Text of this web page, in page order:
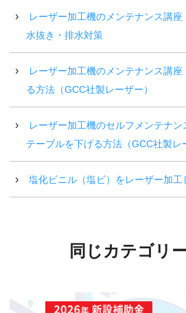
レーザー加工機のメンテナンス講
水抜き・排水対策
レーザー加工機のメンテナンス講
る方法（GCC社製レーザー）
レーザー加工機のセルフメンテナ
テーブルを下げる方法（GCC社製レ
塩化ビニル（塩ビ）をレーザー加工
同じカテゴリ